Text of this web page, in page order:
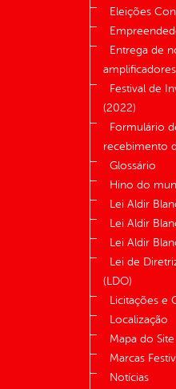
Eleições
Entrega de
amplificadores
Festival de
(2022)
Formulário
recebimento
Glossário
Hino do
Lei Aldir
Lei Aldir
Lei Aldir
Lei de
(LDO)
Licitações e
Localização
Mapa do Site
Marcas
Notícias